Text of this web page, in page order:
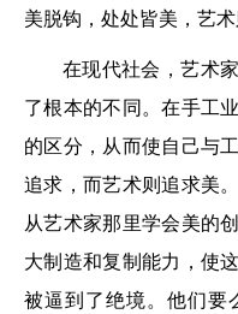
美脱钩，处处皆美，艺术
在现代社会，艺术
了根本的不同。在手工
的区分，从而使自己与
追求，而艺术则追求美
从艺术家那里学会美的
大制造和复制能力，使
被逼到了绝境。他们要